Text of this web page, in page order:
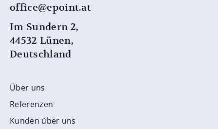
office@epoint.at
Im Sundern 2,
44532 Lünen,
Deutschland
Über uns
Referenzen
Kunden über uns